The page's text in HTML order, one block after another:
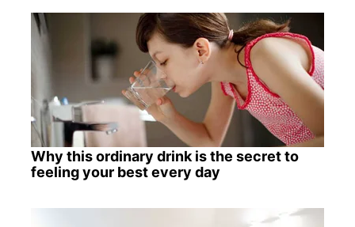
Why this ordinary drink is the secret to
feeling your best every day